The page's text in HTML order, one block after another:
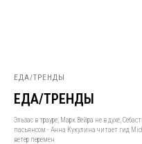
ЕДА/ТРЕНДЫ
ЕДА/ТРЕНДЫ
Эльзас в трауре, Марк Вейра не в духе,
пасьянсом - Анна Кукулина читает гид
ветер перемен